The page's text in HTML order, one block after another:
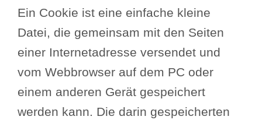
Ein Cookie ist eine einfache kleine
Datei, die gemeinsam mit den Seiten
einer Internetadresse versendet und
vom Webbrowser auf dem PC oder
einem anderen Gerät gespeichert
werden kann. Die darin gespeicherten